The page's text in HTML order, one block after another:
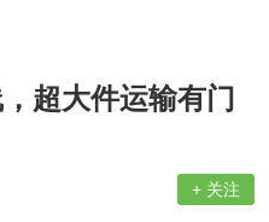
超大件运输有门
+ 关注